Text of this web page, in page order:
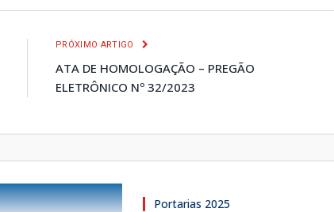
PRÓXIMO ARTIGO
ATA DE HOMOLOGAÇÃO – PREGÃO
ELETRÔNICO Nº 32/2023
Portarias 2025